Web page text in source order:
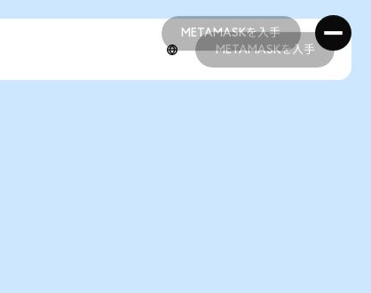
METAMASKを入手
METAMASKを入手
METAMASKを入手